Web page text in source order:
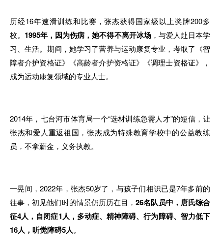
历经16年速滑训练和比赛，张杰获得国家级以上奖牌200多
枚。 1995年，因为伤病，她不得不离开冰场，与爱人赴日本学
习、生活。期间，她学习了营养与运动康复专业，考取了《智
障者介护资格证》《高龄者介护资格证》《调理士资格证》，
成为运动康复领域的专业人士。
2014年，七台河市体育局一个“选材训练急需人才”的短信，让
张杰和爱人重返祖国，张杰成为特殊教育学校中的公益教练
员，不拿薪金，义务执教。
一晃间，2022年，张杰50岁了，与孩子们相识已是7年多前的
往事，初见他们时的情景仍历历在目，26名队员中，唐氏综合
征4人，自闭症1人，多动症、精神障碍、行为障碍、智力低下
16人，听觉障碍5人。